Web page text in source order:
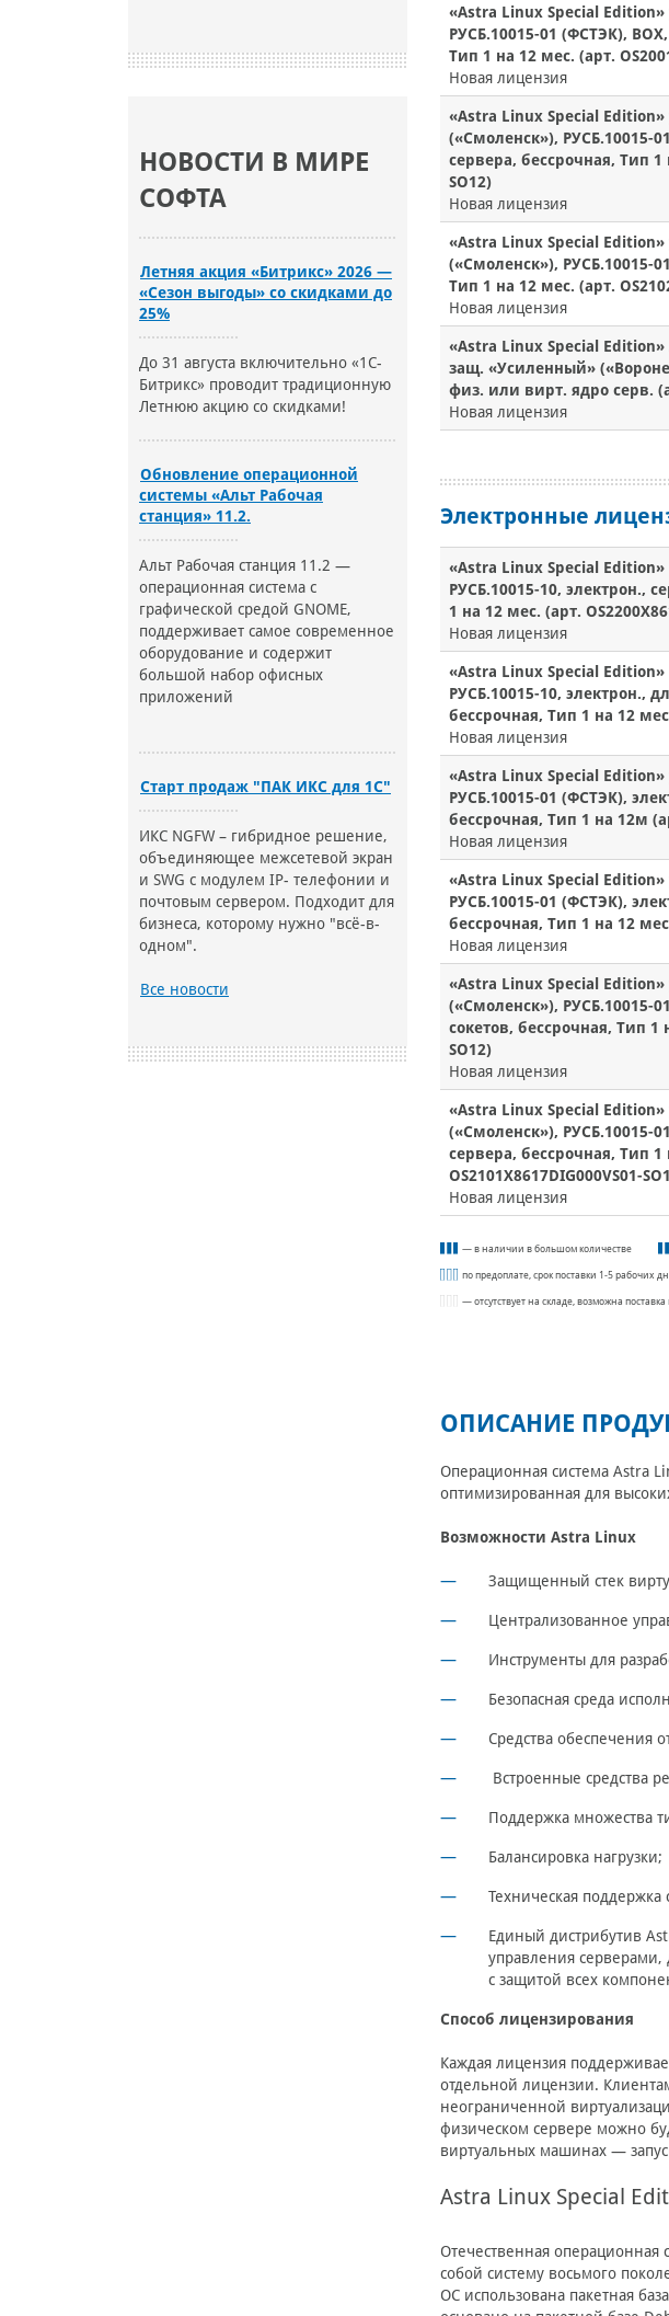
НОВОСТИ В МИРЕ
СОФТА
Летняя акция «Битрикс» 2026 —
«Сезон выгоды» со скидками до
25%
До 31 августа включительно «1С-
Битрикс» проводит традиционную
Летнюю акцию со скидками!
Обновление операционной
системы «Альт Рабочая
станция» 11.2.
Альт Рабочая станция 11.2 —
операционная система с
графической средой GNOME,
поддерживает самое современное
оборудование и содержит
большой набор офисных
приложений
Старт продаж "ПАК ИКС для 1С"
ИКС NGFW – гибридное решение,
объединяющее межсетевой экран
и SWG с модулем IP- телефонии и
почтовым сервером. Подходит для
бизнеса, которому нужно "всё-в-
одном".
Все новости
«Astra Linux Special
РУСБ.10015-01 (ФСТЭК),
Тип 1 на 12 мес. (арт.
Новая лицензия
«Astra Linux Special
(«Смоленск»), РУСБ.10015-
сервера, бессрочная, Тип 1
SO12)
Новая лицензия
«Astra Linux Special
(«Смоленск»), РУСБ.10015-
Тип 1 на 12 мес. (арт.
Новая лицензия
«Astra Linux Special
защ. «Усиленный»
физ. или вирт. ядро серв.
Новая лицензия
Электронные
«Astra Linux Special
РУСБ.10015-10, электрон.,
1 на 12 мес. (арт.
Новая лицензия
«Astra Linux Special
РУСБ.10015-10, электрон.,
бессрочная, Тип 1 на 12
Новая лицензия
«Astra Linux Special
РУСБ.10015-01 (ФСТЭК),
бессрочная, Тип 1 на 12м
Новая лицензия
«Astra Linux Special
РУСБ.10015-01 (ФСТЭК),
бессрочная, Тип 1 на 12 мес.
Новая лицензия
«Astra Linux Special
(«Смоленск»), РУСБ.10015-
сокетов, бессрочная, Тип 1
SO12)
Новая лицензия
«Astra Linux Special
(«Смоленск»), РУСБ.10015-
сервера, бессрочная, Тип 1
OS2101X8617DIG000VS01-
Новая лицензия
— в наличии в большом количестве
по предоплате, срок поставки 1-5 рабочих
— отсутствует на складе, возможна
ОПИСАНИЕ
Операционная система Astra
оптимизированная для
Возможности Astra Linux
Защищенный стек
Централизованное
Инструменты для
Безопасная среда
Средства обеспечения
Встроенные средства
Поддержка множества
Балансировка нагрузки;
Техническая
Единый дистрибутив
управления серверами,
с защитой всех
Способ лицензирования
Каждая лицензия
отдельной лицензии.
неограниченной
физическом сервере можно
виртуальных машинах —
Astra Linux Special
Отечественная
собой систему восьмого
ОС использована пакетная